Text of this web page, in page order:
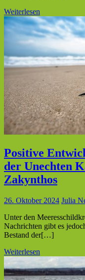
Weiterlesen
Positive
der Unechten
Zakynthos
26. Oktober 2024 Julia
Unter den
Nachrichten gibt es
Bestand der[…]
Weiterlesen